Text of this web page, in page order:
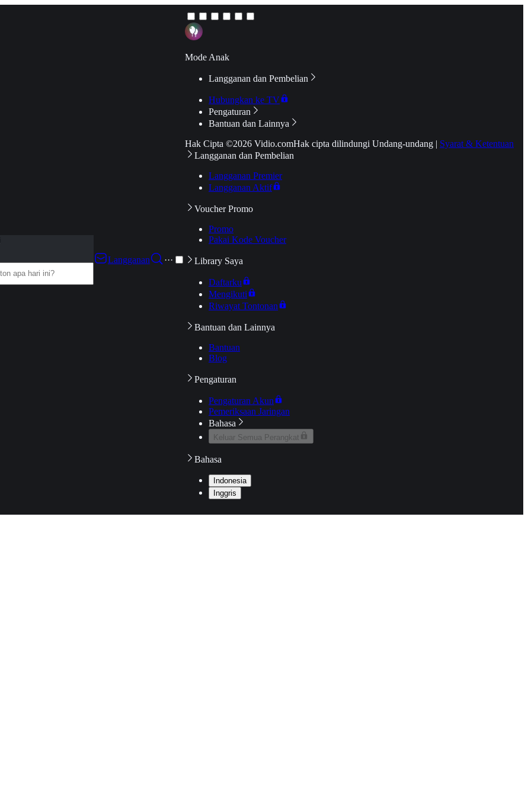
Langganan
···
Mode Anak
Langganan dan Pembelian
Hubungkan ke TV
Pengaturan
Bantuan dan Lainnya
Hak Cipta ©2026 Vidio.comHak cipta dilindungi Undang-undang | Syarat & Ketentuan
Langganan dan Pembelian
Langganan Premier
Langganan Aktif
Voucher Promo
Promo
Pakai Kode Voucher
Library Saya
Daftarku
Mengikuti
Riwayat Tontonan
Bantuan dan Lainnya
Bantuan
Blog
Pengaturan
Pengaturan Akun
Pemeriksaan Jaringan
Bahasa
Keluar Semua Perangkat
Bahasa
Indonesia
Inggris